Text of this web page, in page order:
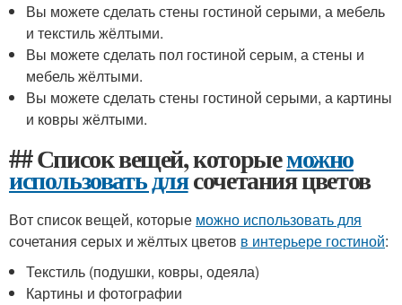
Вы можете сделать стены гостиной серыми, а мебель
и текстиль жёлтыми.
Вы можете сделать пол гостиной серым, а стены и
мебель жёлтыми.
Вы можете сделать стены гостиной серыми, а картины
и ковры жёлтыми.
## Список вещей, которыеможно
использовать длясочетания цветов
Вот список вещей, которые можно использовать для
сочетания серых и жёлтых цветов в интерьере гостиной:
Текстиль (подушки, ковры, одеяла)
Картины и фотографии